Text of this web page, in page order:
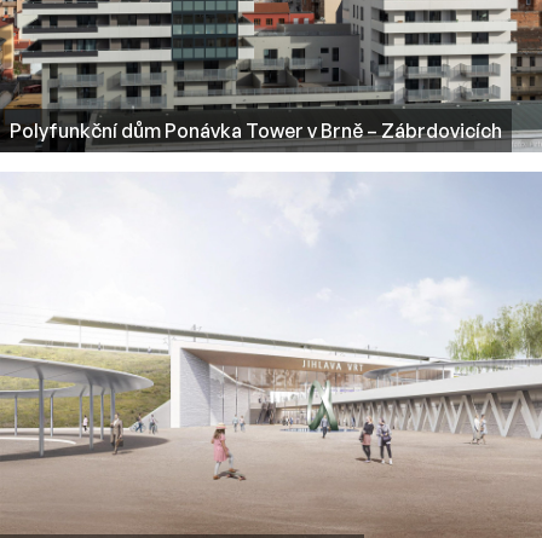
Polyfunkční dům Ponávka Tower v Brně – Zábrdovicích